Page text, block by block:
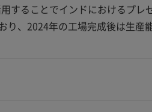
することでインドにおけるプ
、2024年の工場完成後は生産